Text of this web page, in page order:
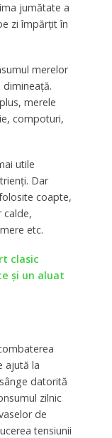
jumătate a
zi împărțit în
merelor
merele
compoturi,
utile
Dar
coapte,
calde,
etc.
clasic
și un aluat
ajută la
datorită
zilnic
de
tensiunii